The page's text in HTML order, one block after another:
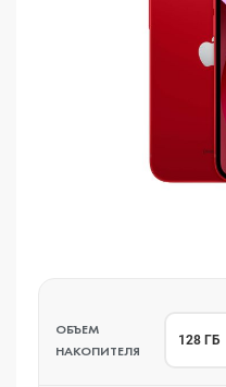
ОБЪЕМ
НАКОПИТЕЛЯ
128 ГБ